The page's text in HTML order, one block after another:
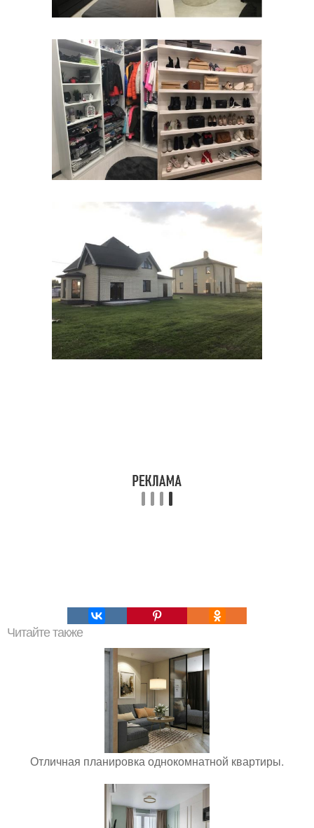
Читайте также
Отличная планировка однокомнатной квартиры.